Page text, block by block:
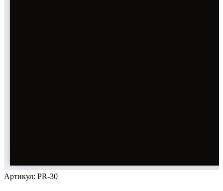
Артикул: PR-30